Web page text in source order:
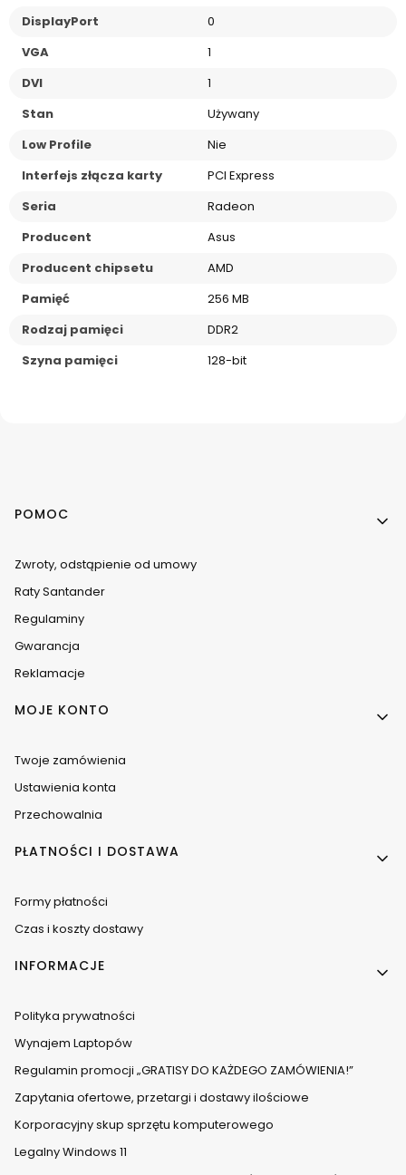
DisplayPort
0
VGA
1
DVI
1
Stan
Używany
Low Profile
Nie
Interfejs złącza karty
PCI Express
Seria
Radeon
Producent
Asus
Producent chipsetu
AMD
Pamięć
256 MB
Rodzaj pamięci
DDR2
Szyna pamięci
128-bit
Linki w stopce
POMOC
Zwroty, odstąpienie od umowy
Raty Santander
Regulaminy
Gwarancja
Reklamacje
MOJE KONTO
Twoje zamówienia
Ustawienia konta
Przechowalnia
PŁATNOŚCI I DOSTAWA
Formy płatności
Czas i koszty dostawy
INFORMACJE
Polityka prywatności
Wynajem Laptopów
Regulamin promocji „GRATISY DO KAŻDEGO ZAMÓWIENIA!”
Zapytania ofertowe, przetargi i dostawy ilościowe
Korporacyjny skup sprzętu komputerowego
Legalny Windows 11